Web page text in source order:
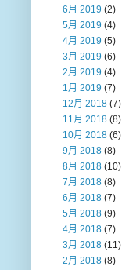
6月 2019 (2)
5月 2019 (4)
4月 2019 (5)
3月 2019 (6)
2月 2019 (4)
1月 2019 (7)
12月 2018 (7)
11月 2018 (8)
10月 2018 (6)
9月 2018 (8)
8月 2018 (10)
7月 2018 (8)
6月 2018 (7)
5月 2018 (9)
4月 2018 (7)
3月 2018 (11)
2月 2018 (8)